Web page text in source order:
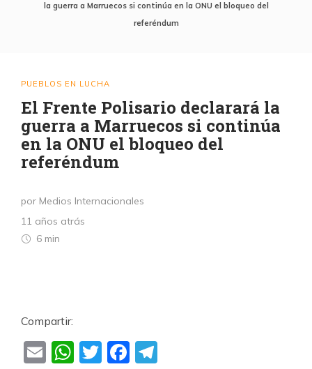
la guerra a Marruecos si continúa en la ONU el bloqueo del
referéndum
PUEBLOS EN LUCHA
El Frente Polisario declarará la
guerra a Marruecos si continúa
en la ONU el bloqueo del
referéndum
por Medios Internacionales
11 años atrás
6 min
Compartir:
EmailWhatsApp
TwitterFacebook